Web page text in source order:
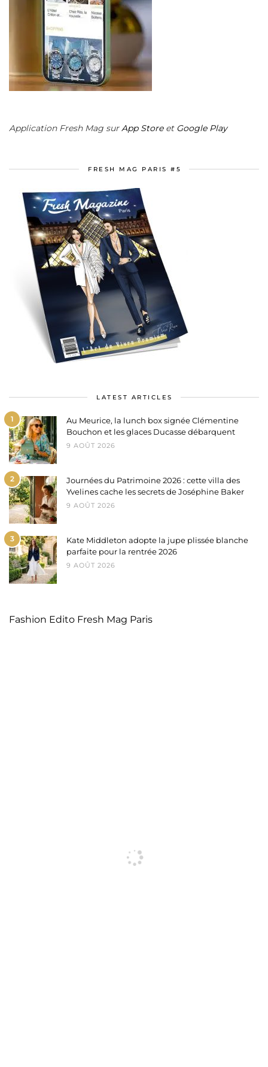
Application Fresh Mag surApp Storeet Google Play
FRESH MAG PARIS #5
LATEST ARTICLES
1
Au Meurice, la lunch box signée Clémentine
Bouchon et les glaces Ducasse débarquent
9 AOÛT 2026
2
Journées du Patrimoine 2026 : cette villa des
Yvelines cache les secrets de Joséphine Baker
9 AOÛT 2026
3
Kate Middleton adopte la jupe plissée blanche
parfaite pour la rentrée 2026
9 AOÛT 2026
Fashion Edito Fresh Mag Paris